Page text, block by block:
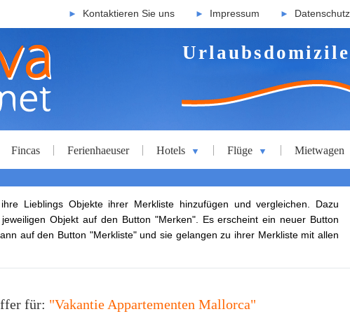
► Kontaktieren Sie uns ► Impressum ► Datenschutz
Urlaubsdomizile
Fincas Ferienhaeuser Hotels ▼ Flüge ▼ Mietwagen
Lieblings Objekte ihrer Merkliste hinzufügen und vergleichen. Dazu
Objekt auf den Button "Merken". Es erscheint ein neuer Button
auf den Button "Merkliste" und sie gelangen zu ihrer Merkliste mit allen
für: "Vakantie Appartementen Mallorca"